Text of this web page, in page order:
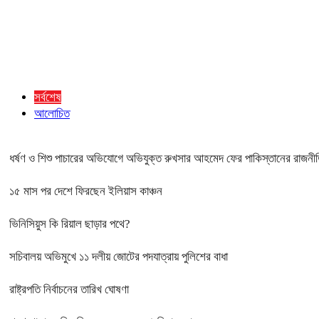
সর্বশেষ
আলোচিত
ধর্ষণ ও শিশু পাচারের অভিযোগে অভিযুক্ত রুখসার আহমেদ ফের পাকিস্তানের
১৫ মাস পর দেশে ফিরছেন ইলিয়াস কাঞ্চন
ভিনিসিয়ুস কি রিয়াল ছাড়ার পথে?
সচিবালয় অভিমুখে ১১ দলীয় জোটের পদযাত্রায় পুলিশের বাধা
রাষ্ট্রপতি নির্বাচনের তারিখ ঘোষণা